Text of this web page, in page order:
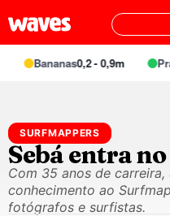
Bananas0,2 - 0,9m
SURFMAPPERS
Sebá entra
Com 35 anos de carreira,
conhecimento ao
fotógrafos e surfistas.